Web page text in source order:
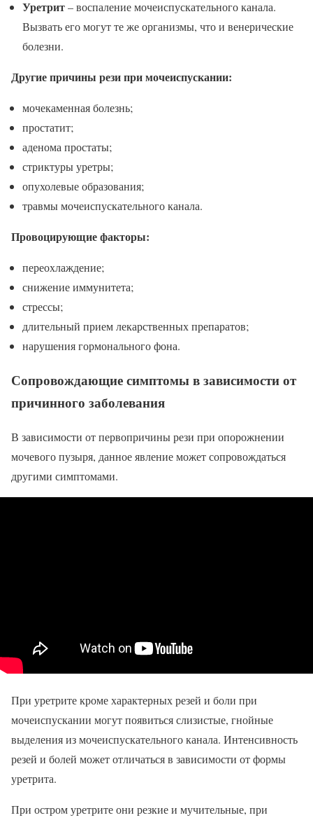
Уретрит– воспаление мочеиспускательного канала.
Вызвать его могут те же организмы, что и венерические
болезни.
Другие причины рези при мочеиспускании:
мочекаменная болезнь;
простатит;
аденома простаты;
стриктуры уретры;
опухолевые образования;
травмы мочеиспускательного канала.
Провоцирующие факторы:
переохлаждение;
снижение иммунитета;
стрессы;
длительный прием лекарственных препаратов;
нарушения гормонального фона.
Сопровождающие симптомы в зависимости от
причинного заболевания
В зависимости от первопричины рези при опорожнении
мочевого пузыря, данное явление может сопровождаться
другими симптомами.
При уретрите кроме характерных резей и боли при
мочеиспускании могут появиться слизистые, гнойные
выделения из мочеиспускательного канала. Интенсивность
резей и болей может отличаться в зависимости от формы
уретрита.
При остром уретрите они резкие и мучительные, при